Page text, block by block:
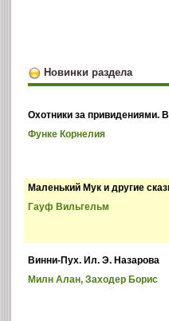
Новинки раздела
Охотники за привидениями.
Функе Корнелия
Маленький Мук и другие
Гауф Вильгельм
Винни-Пух. Ил. Э. Назарова
Милн Алан, Заходер Борис